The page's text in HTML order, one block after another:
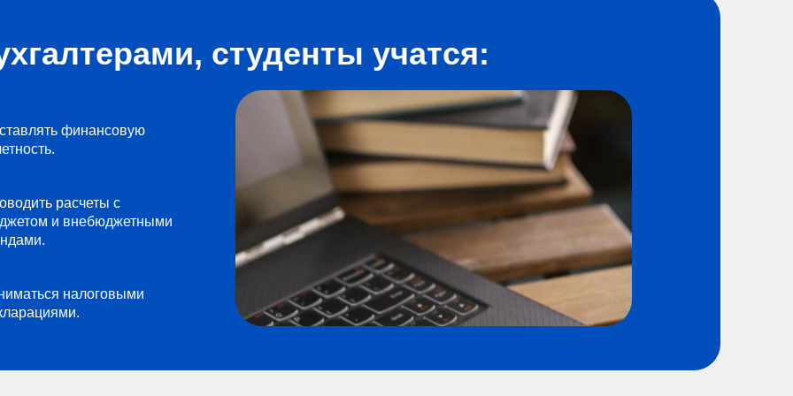
студенты учатся:
финансовую
расчеты с
и внебюджетными
налоговыми